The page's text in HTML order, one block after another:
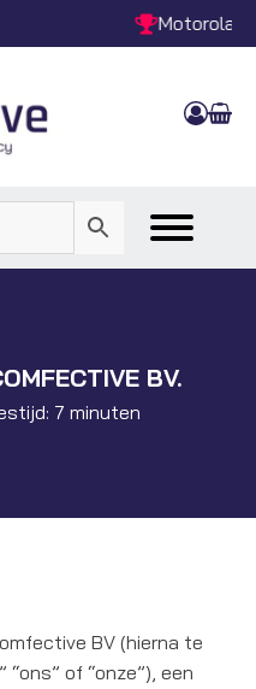
Reseller
BV.
7 minuten
BV (hierna te
“ons” of “onze”), een